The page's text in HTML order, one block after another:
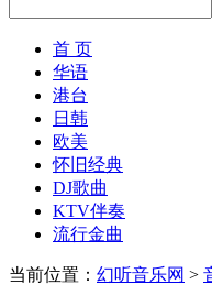
首 页
华语
港台
日韩
欧美
怀旧经典
DJ歌曲
KTV伴奏
流行金曲
当前位置： 幻听音乐网 >